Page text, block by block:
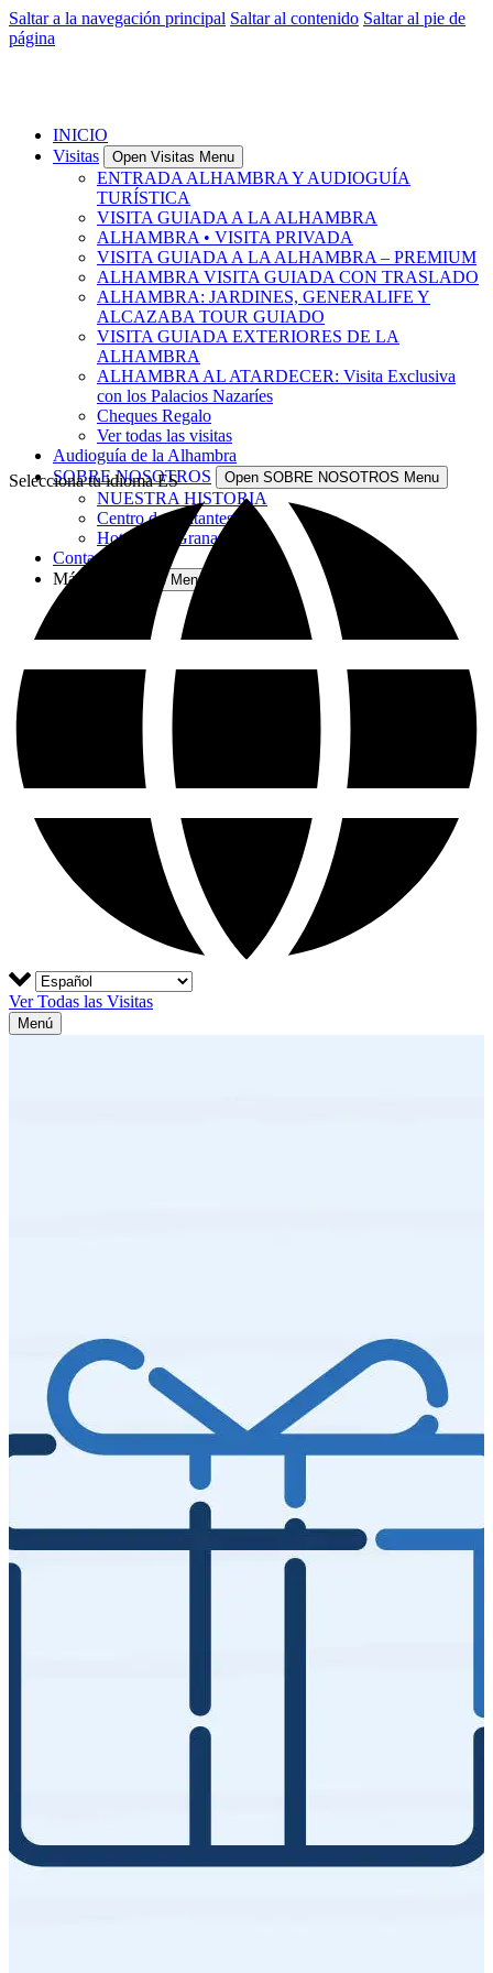
Saltar a la navegación principal Saltar al contenido Saltar al pie de
página
INICIO
Visitas
Open Visitas Menu
ENTRADA ALHAMBRA Y AUDIOGUÍA
TURÍSTICA
VISITA GUIADA A LA ALHAMBRA
ALHAMBRA • VISITA PRIVADA
VISITA GUIADA A LA ALHAMBRA – PREMIUM
ALHAMBRA VISITA GUIADA CON TRASLADO
ALHAMBRA: JARDINES, GENERALIFE Y
ALCAZABA TOUR GUIADO
VISITA GUIADA EXTERIORES DE LA
ALHAMBRA
ALHAMBRA AL ATARDECER: Visita Exclusiva
con los Palacios Nazaríes
Cheques Regalo
Ver todas las visitas
Audioguía de la Alhambra
SOBRE NOSOTROS
Open SOBRE NOSOTROS Menu
NUESTRA HISTORIA
Centro de visitantes
Hoteles en Granada
Contacto
Más
Open More Menu
Selecciona tu idioma ES
Ver Todas las Visitas
Menú